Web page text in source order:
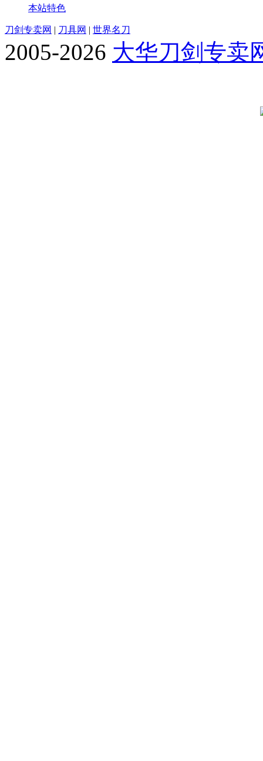
本站特色
刀剑专卖网 | 刀具网 | 世界名刀
2005-2026 大华刀剑专卖